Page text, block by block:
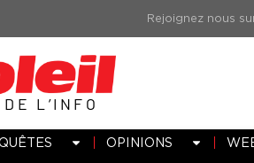
L’INFO
OPINIONS